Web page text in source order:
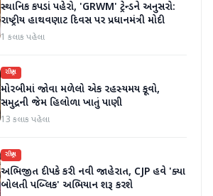
સ્થાનિક કપડાં પહેરો, 'GRWM' ટ્રેન્ડને અનુસરો:
રાષ્ટ્રીય હાથવણાટ દિવસ પર પ્રધાનમંત્રી મોદી
1 કલાક પહેલા
રાષ્ટ્રીય
મોરબીમાં જોવા મળેલો એક રહસ્યમય કૂવો,
સમુદ્રની જેમ હિલોળા ખાતું પાણી
13 કલાક પહેલા
રાષ્ટ્રીય
અભિજીત દીપકે કરી નવી જાહેરાત, CJP હવે 'ક્યા
બોલતી પબ્લિક' અભિયાન શરૂ કરશે